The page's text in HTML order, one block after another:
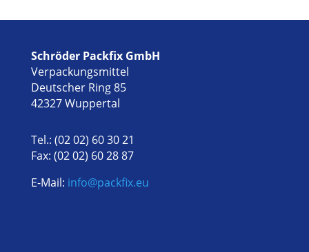
Schröder Packfix GmbH
Verpackungsmittel
Deutscher Ring 85
42327 Wuppertal
Tel.: (02 02) 60 30 21
Fax: (02 02) 60 28 87
E-Mail: info@packfix.eu